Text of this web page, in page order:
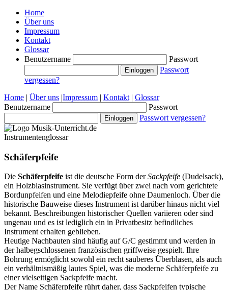
Home
Über uns
Impressum
Kontakt
Glossar
Benutzername
Passwort
Passwort
vergessen?
Home | Über uns |Impressum | Kontakt | Glossar
Benutzername
Passwort
Passwort vergessen?
Instrumentenglossar
Schäferpfeife
Die Schäferpfeife ist die deutsche Form derSackpfeife (Dudelsack),
ein Holzblasinstrument. Sie verfügt über zwei nach vorn gerichtete
Bordunpfeifen und eine Melodiepfeife ohne Daumenloch. Über die
historische Bauweise dieses Instrument ist darüber hinaus nicht viel
bekannt. Beschreibungen historischer Quellen variieren oder sind
ungenau und es ist lediglich ein in Privatbesitz befindliches
Instrument erhalten geblieben.
Heutige Nachbauten sind häufig auf G/C gestimmt und werden in
der halbegschlossenen französischen griffweise gespielt. Ihre
Bohrung ermöglicht sowohl ein recht sauberes Überblasen, als auch
ein verhältnismäßig lautes Spiel, was die moderne Schäferpfeife zu
einer vielseitigen Sackpfeife macht.
Der Name Schäferpfeife rührt daher, dass Sackpfeifen typische